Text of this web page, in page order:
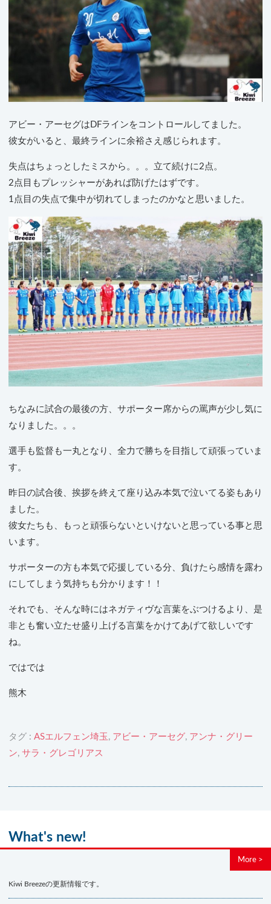
アビー・アーセグはDFラインをコントロールしてました。
彼女がいると、最終ラインに余裕さえ感じられます。
失点はちょっとしたミスから。。。立て続けに2点。
2点目もプレッシャーがあれば防げたはずです。
1点目の失点で集中が切れてしまったのかなと思いました。
ちなみに試合の最後の方、サポーター席からの罵声が少し気に
なりました。。。
選手も監督も一丸となり、全力で勝ちを目指して頑張っていま
す。
昨日の試合後、挨拶を終えて座り込み本気で泣いてる姿もあり
ました。
彼女たちも、もっと頑張らないといけないと思っている事と思
います。
サポーターの方も本気で応援している分、負けたら感情を露わ
にしてしまう気持ちも分かります！！
それでも、そんな時にはネガティヴな言葉をぶつけるより、是
非とも奮い立たせ盛り上げる言葉をかけてあげて欲しいです
ね。
ではでは
熊木
タグ : ASエルフェン埼玉 , アビー・アーセグ, アンナ・グリー
ン, サラ・グレゴリアス
What's new!
More >
Kiwi Breezeの更新情報です。